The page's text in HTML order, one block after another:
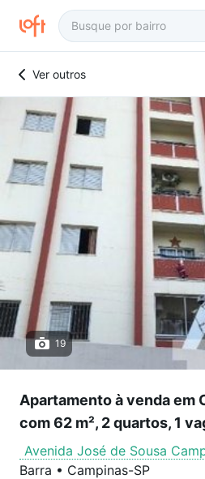
Ver outros
19
Apartamento à venda em
com 62 m², 2 quartos, 1
Avenida José de Sousa
Barra • Campinas-SP